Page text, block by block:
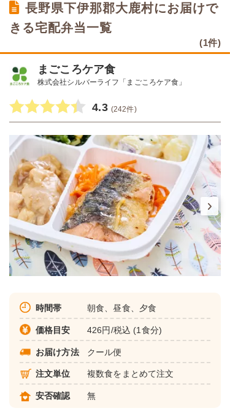
長野県下伊那郡大鹿村にお届けで
きる宅配弁当一覧
(1件)
まごころケア食
株式会社シルバーライフ「まごころケア食」
4.3 (242件)
時間帯 朝食、昼食、夕食
価格目安 426円/税込 (1食分)
お届け方法 クール便
注文単位 複数食をまとめて注文
安否確認 無